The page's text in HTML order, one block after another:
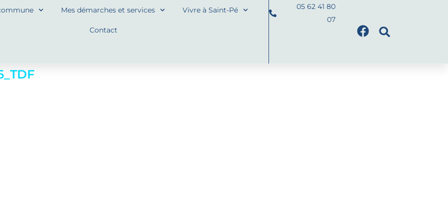
Mes démarches et services Vivre à Saint-Pé
Contact
05 62 41 80
07